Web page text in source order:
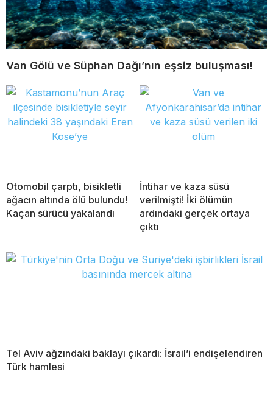
Van Gölü ve Süphan Dağı’nın eşsiz buluşması!
Otomobil çarptı, bisikletli
ağacın altında ölü bulundu!
Kaçan sürücü yakalandı
İntihar ve kaza süsü
verilmişti! İki ölümün
ardındaki gerçek ortaya
çıktı
Tel Aviv ağzındaki baklayı çıkardı: İsrail’i endişelendiren
Türk hamlesi